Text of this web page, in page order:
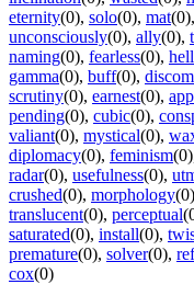
eternity(0), solo(0), mat(0),
unconsciously(0), ally(0),
naming(0), fearless(0),
gamma(0), buff(0),
scrutiny(0), earnest(0),
pending(0), cubic(0),
valiant(0), mystical(0),
diplomacy(0), feminism(0)
radar(0), usefulness(0),
crushed(0), morphology(0)
translucent(0), perceptual
saturated(0), install(0),
premature(0), solver(0),
cox(0)